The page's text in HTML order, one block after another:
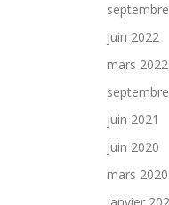
juin 2022
mars 2022
juin 2021
juin 2020
mars 2020